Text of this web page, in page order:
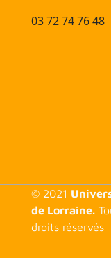
03 72 74 76 48
© 2021
de Lorraine.
droits réservés